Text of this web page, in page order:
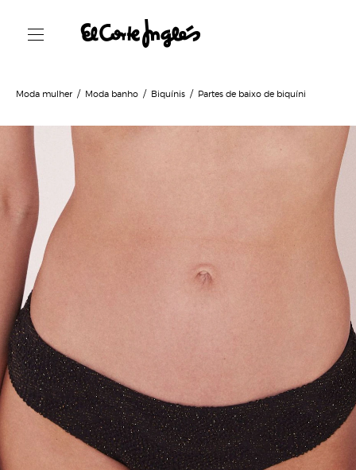
Moda mulher Moda banho Biquínis Partes de baixo de biquíni